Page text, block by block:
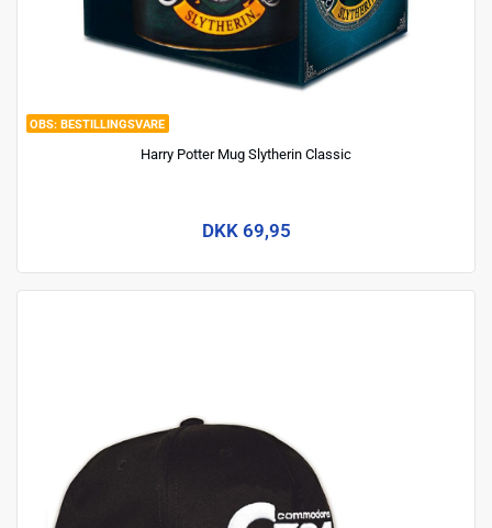
BESTILLINGSVARE
Harry Potter Mug Slytherin Classic
DKK 69,95